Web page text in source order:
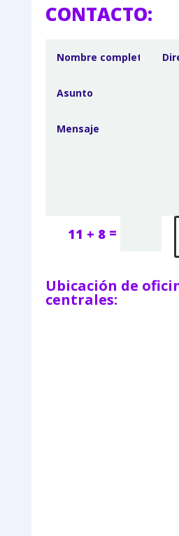
CONTACTO:
11 + 8 =
Ubicación de
centrales: